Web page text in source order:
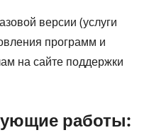
версии (услуги
программ и
на сайте поддержки
работы: